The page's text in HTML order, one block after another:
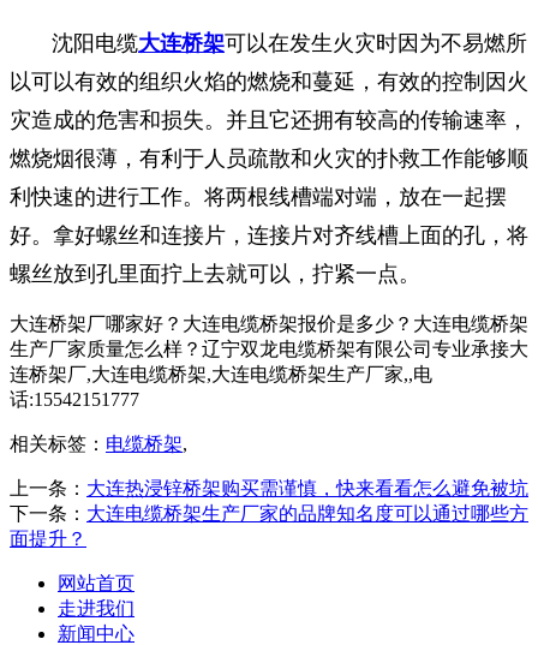
沈阳电缆大连桥架可以在发生火灾时因为不易燃所
以可以有效的组织火焰的燃烧和蔓延，有效的控制因火
灾造成的危害和损失。并且它还拥有较高的传输速率，
燃烧烟很薄，有利于人员疏散和火灾的扑救工作能够顺
利快速的进行工作。将两根线槽端对端，放在一起摆
好。拿好螺丝和连接片，连接片对齐线槽上面的孔，将
螺丝放到孔里面拧上去就可以，拧紧一点。
大连桥架厂哪家好？大连电缆桥架报价是多少？大连电缆桥架
生产厂家质量怎么样？辽宁双龙电缆桥架有限公司专业承接大
连桥架厂,大连电缆桥架,大连电缆桥架生产厂家,,电
话:15542151777
相关标签： 电缆桥架,
上一条： 大连热浸锌桥架购买需谨慎，快来看看怎么避免被坑
下一条： 大连电缆桥架生产厂家的品牌知名度可以通过哪些方
面提升？
网站首页
走进我们
新闻中心